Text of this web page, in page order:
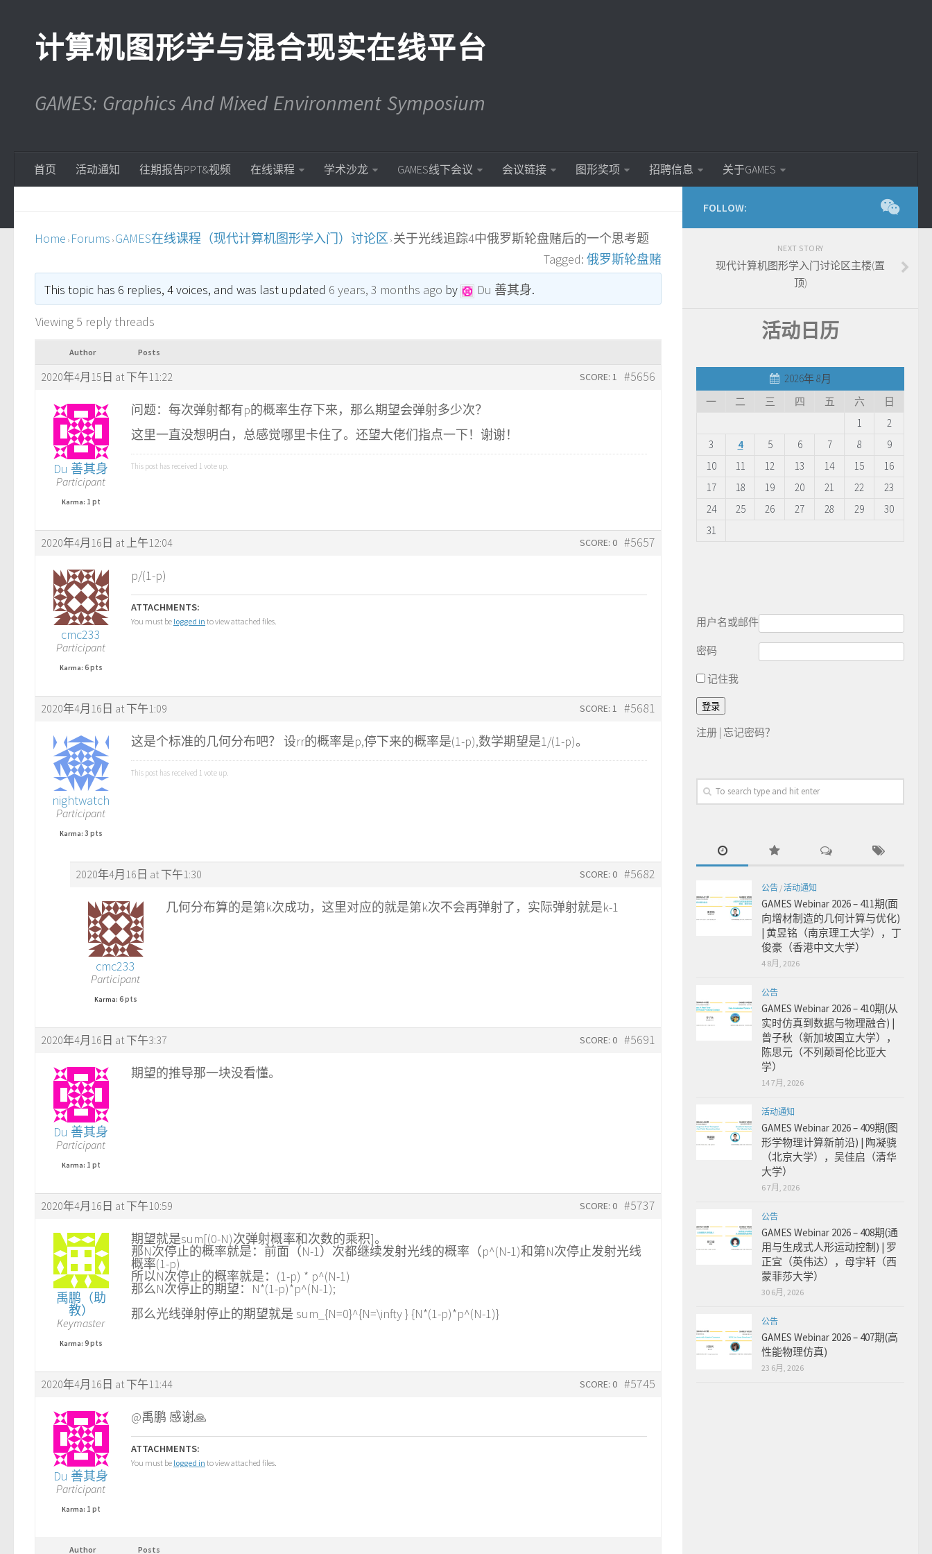
计算机图形学与混合现实在线平台
GAMES: Graphics And Mixed Environment Symposium
首页 活动通知 往期报告PPT&视频 在线课程 学术沙龙 GAMES线下会议 会议链接 图形奖项 招聘信息 关于GAMES
Home › Forums › GAMES在线课程（现代计算机图形学入门）讨论区 › 关于光线追踪4中俄罗斯轮盘赌后的一个思考题
Tagged: 俄罗斯轮盘赌
This topic has 6 replies, 4 voices, and was last updated 6 years, 3 months ago by Du 善其身.
Viewing 5 reply threads
Author Posts
2020年4月15日 at 下午11:22 #5656
SCORE: 1
Du 善其身
Participant
Karma: 1 pt
问题：每次弹射都有p的概率生存下来，那么期望会弹射多少次？
这里一直没想明白，总感觉哪里卡住了。还望大佬们指点一下！谢谢！
This post has received 1 vote up.
2020年4月16日 at 上午12:04 #5657
SCORE: 0
cmc233
Participant
Karma: 6 pts
p/(1-p)
ATTACHMENTS:
You must be logged in to view attached files.
2020年4月16日 at 下午1:09 #5681
SCORE: 1
nightwatch
Participant
Karma: 3 pts
这是个标准的几何分布吧？ 设rr的概率是p,停下来的概率是(1-p),数学期望是1/(1-p)。
This post has received 1 vote up.
2020年4月16日 at 下午1:30 #5682
SCORE: 0
cmc233
Participant
Karma: 6 pts
几何分布算的是第k次成功，这里对应的就是第k次不会再弹射了，实际弹射就是k-1
2020年4月16日 at 下午3:37 #5691
SCORE: 0
Du 善其身
Participant
Karma: 1 pt
期望的推导那一块没看懂。
2020年4月16日 at 下午10:59 #5737
SCORE: 0
禹鹏（助
教）
Keymaster
Karma: 9 pts
期望就是sum[(0-N)次弹射概率和次数的乘积]。
那N次停止的概率就是：前面（N-1）次都继续发射光线的概率（p^(N-1)和第N次停止发射光线
概率(1-p)
所以N次停止的概率就是：(1-p) * p^(N-1)
那么N次停止的期望：N*(1-p)*p^(N-1);
那么光线弹射停止的期望就是 sum_{N=0}^{N=\infty } {N*(1-p)*p^(N-1)}
2020年4月16日 at 下午11:44 #5745
SCORE: 0
Du 善其身
Participant
Karma: 1 pt
@禹鹏 感谢🙏
ATTACHMENTS:
You must be logged in to view attached files.
Author Posts
FOLLOW:
NEXT STORY
现代计算机图形学入门讨论区主楼(置
顶)
活动日历
2026年 8月
一
二 三 四 五 六
日
1
2
3
4 5 6 7 8
9
10
11 12 13 14 15
16
17
18 19 20 21 22
23
24
25 26 27 28 29
30
31
用户名或邮件
密码
记住我
注册 | 忘记密码？
公告 /活动通知
GAMES Webinar 2026 – 411期(面
向增材制造的几何计算与优化)
| 黄昱铭（南京理工大学），丁
俊豪（香港中文大学）
4 8月, 2026
公告
GAMES Webinar 2026 – 410期(从
实时仿真到数据与物理融合) |
曾子秋（新加坡国立大学），
陈思元（不列颠哥伦比亚大
学）
14 7月, 2026
活动通知
GAMES Webinar 2026 – 409期(图
形学物理计算新前沿) | 陶凝骁
（北京大学），吴佳启（清华
大学）
6 7月, 2026
公告
GAMES Webinar 2026 – 408期(通
用与生成式人形运动控制) | 罗
正宜（英伟达），母宇轩（西
蒙菲莎大学）
30 6月, 2026
公告
GAMES Webinar 2026 – 407期(高
性能物理仿真)
23 6月, 2026